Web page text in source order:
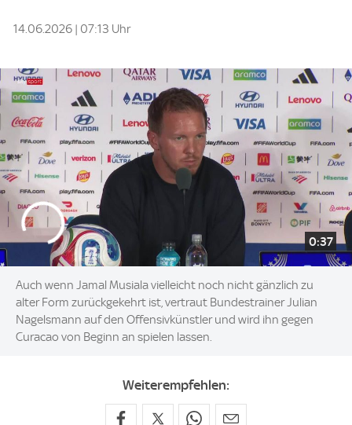
14.06.2026 | 07:13 Uhr
0:37
Auch wenn Jamal Musiala vielleicht noch nicht gänzlich zu
alter Form zurückgekehrt ist, vertraut Bundestrainer Julian
Nagelsmann auf den Offensivkünstler und wird ihn gegen
Curacao von Beginn an spielen lassen.
Weiterempfehlen: